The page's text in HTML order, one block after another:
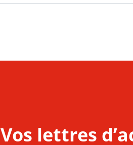
Vos lettres